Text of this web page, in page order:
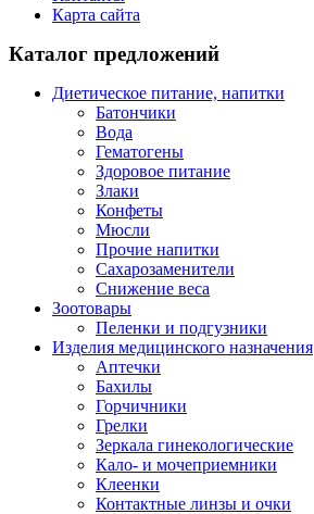
Карта сайта
Каталог предложений
Диетическое питание, напитки
Батончики
Вода
Гематогены
Здоровое питание
Злаки
Конфеты
Мюсли
Прочие напитки
Сахарозаменители
Снижение веса
Зоотовары
Пеленки и подгузники
Изделия медицинского назначения
Аптечки
Бахилы
Горчичники
Грелки
Зеркала гинекологические
Кало- и мочеприемники
Клеенки
Контактные линзы и очки